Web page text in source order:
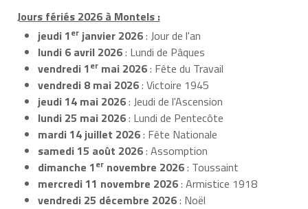
Jours fériés 2026 à Montels :
jeudi 1er janvier 2026: Jour de l'an
lundi 6 avril 2026: Lundi de Pâques
vendredi 1er mai 2026: Fête du Travail
vendredi 8 mai 2026: Victoire 1945
jeudi 14 mai 2026: Jeudi de l'Ascension
lundi 25 mai 2026: Lundi de Pentecôte
mardi 14 juillet 2026: Fête Nationale
samedi 15 août 2026: Assomption
dimanche 1er novembre 2026: Toussaint
mercredi 11 novembre 2026: Armistice 1918
vendredi 25 décembre 2026: Noël